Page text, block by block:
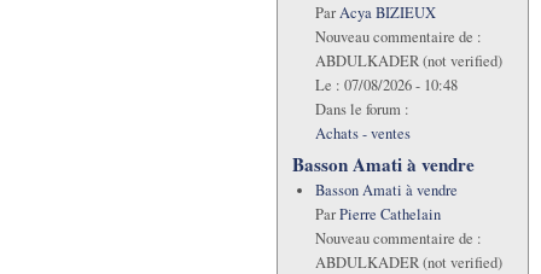
ParAcya BIZIEUX
Nouveau commentaire de :
ABDULKADER (not verified)
Le : 07/08/2026 - 10:48
Dans le forum :
Achats - ventes
Basson Amati à vendre
Basson Amati à vendre
ParPierre Cathelain
Nouveau commentaire de :
ABDULKADER (not verified)